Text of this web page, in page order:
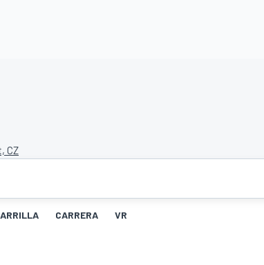
CZ
CARRERA VR